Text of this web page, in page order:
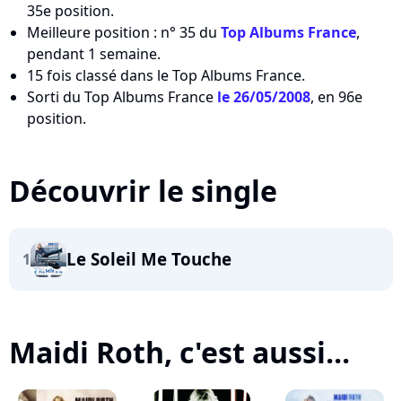
35e position.
Meilleure position : n° 35 du Top Albums France,
pendant 1 semaine.
15 fois classé dans le Top Albums France.
Sorti du Top Albums France le 26/05/2008, en 96e
position.
Découvrir le single
1 Le Soleil Me Touche
Maidi Roth, c'est aussi...